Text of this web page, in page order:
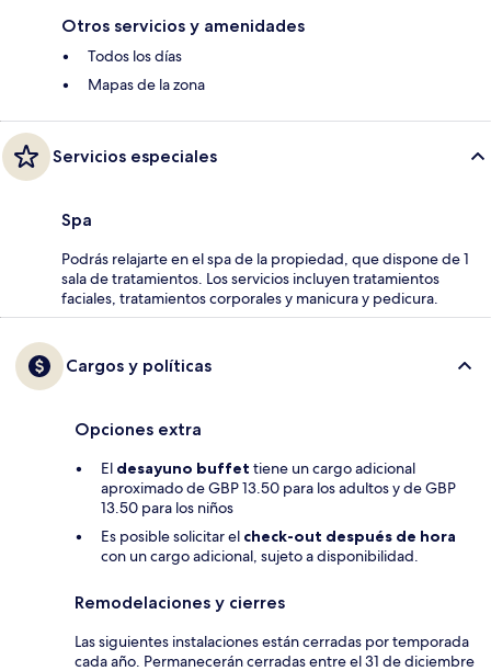
Otros servicios y amenidades
Todos los días
Mapas de la zona
Servicios especiales
Spa
Podrás relajarte en el spa de la propiedad, que dispone de 1
sala de tratamientos. Los servicios incluyen tratamientos
faciales, tratamientos corporales y manicura y pedicura.
Cargos y políticas
Opciones extra
El desayuno buffet tiene un cargo adicional
aproximado de GBP 13.50 para los adultos y de GBP
13.50 para los niños
Es posible solicitar el check-out después de hora
con un cargo adicional, sujeto a disponibilidad.
Remodelaciones y cierres
Las siguientes instalaciones están cerradas por temporada
cada año. Permanecerán cerradas entre el 31 de diciembre